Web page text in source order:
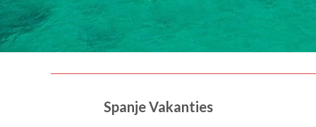
Spanje Vakanties